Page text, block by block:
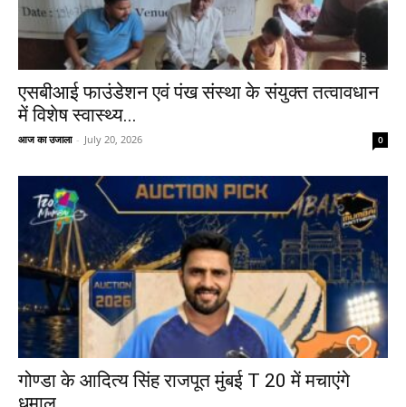
एसबीआई फाउंडेशन एवं पंख संस्था के संयुक्त तत्वावधान
में विशेष स्वास्थ्य...
आज का उजाला - July 20, 2026 0
गोण्डा के आदित्य सिंह राजपूत मुंबई T 20 में मचाएंगे